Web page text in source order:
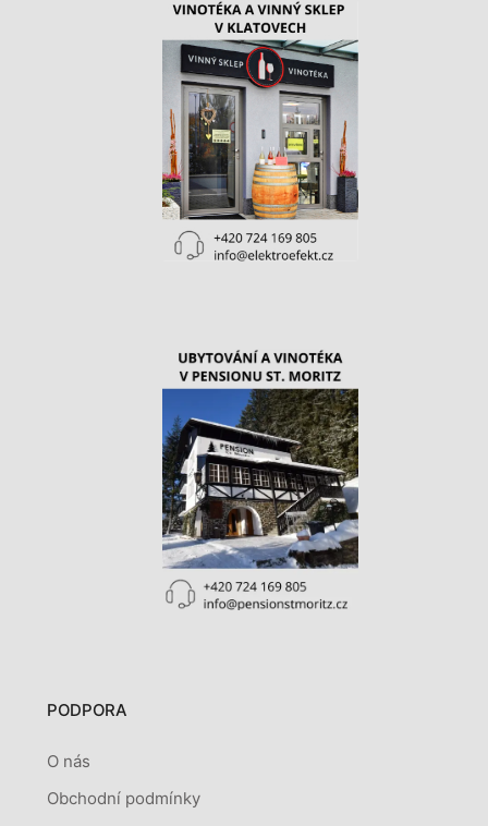
PODPORA
O nás
Obchodní podmínky